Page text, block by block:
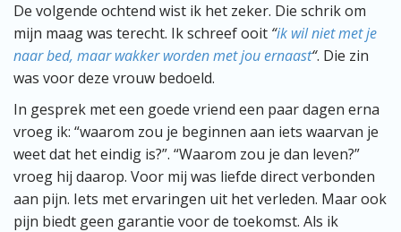
De volgende ochtend wist ik het zeker. Die schrik om
mijn maag was terecht. Ik schreef ooit “ik wil niet met je
naar bed, maar wakker worden met jou ernaast“. Die zin
was voor deze vrouw bedoeld.
In gesprek met een goede vriend een paar dagen erna
vroeg ik: “waarom zou je beginnen aan iets waarvan je
weet dat het eindig is?”. “Waarom zou je dan leven?”
vroeg hij daarop. Voor mij was liefde direct verbonden
aan pijn. Iets met ervaringen uit het verleden. Maar ook
pijn biedt geen garantie voor de toekomst. Als ik